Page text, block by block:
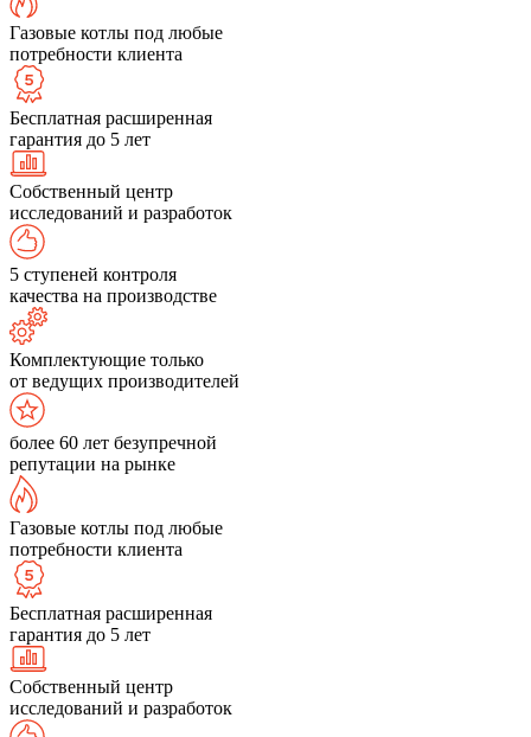
Газовые котлы под любые
потребности клиента
Бесплатная расширенная
гарантия до 5 лет
Собственный центр
исследований и разработок
5 ступеней контроля
качества на производстве
Комплектующие только
от ведущих производителей
более 60 лет безупречной
репутации на рынке
Газовые котлы под любые
потребности клиента
Бесплатная расширенная
гарантия до 5 лет
Собственный центр
исследований и разработок